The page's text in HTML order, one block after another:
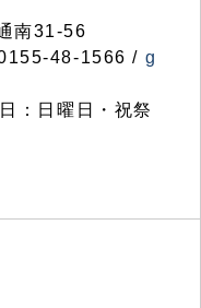
南31-56
48-1566 / g
：日曜日・祝祭